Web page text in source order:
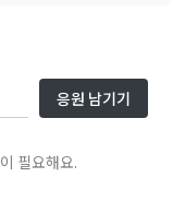
응원 남기기
이 필요해요.